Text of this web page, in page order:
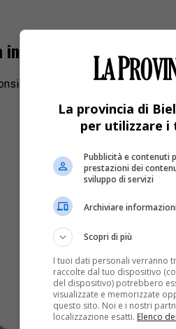
blocco l’opposizione
della minoranza. Al
La provincia di
per utilizzare i
Pubblicità e contenuti
prestazioni dei
sviluppo di servizi
Archiviare
Scopri di più
I tuoi dati personali verranno
raccolte dal tuo dispositivo
del dispositivo) potrebbero
visualizzate e memorizzate
questo sito. Noi e i nostri
localizzazione esatti. Elenco